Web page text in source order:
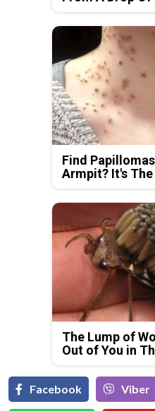
Find
Armpit? It's
The Lump of
Out of You in
Facebook Viber